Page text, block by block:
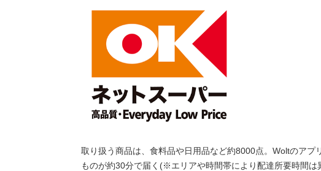
取り扱う商品は、食料品や日用品など約8000点。Woltのアプ
ものが約30分で届く(※エリアや時間帯により配達所要時間は